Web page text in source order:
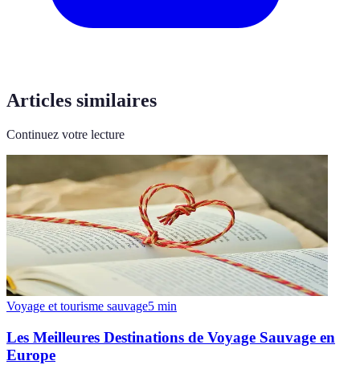
Articles similaires
Continuez votre lecture
Voyage et tourisme sauvage5 min
Les Meilleures Destinations de Voyage Sauvage en
Europe